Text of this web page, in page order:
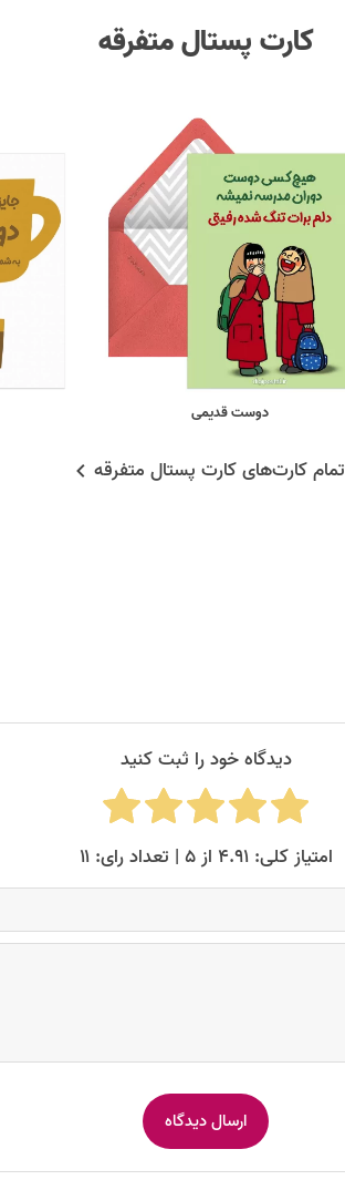
کارت پستال متفرقه
دوست قدیمی
تمام کارت‌های کارت پستال متفرقه
دیدگاه خود را ثبت کنید
امتیاز کلی: ۴.۹۱ از ۵ | تعداد رای: ۱۱